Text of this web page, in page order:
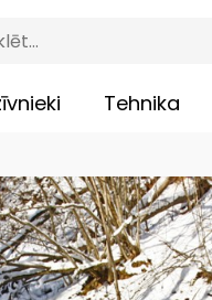
Tehnika